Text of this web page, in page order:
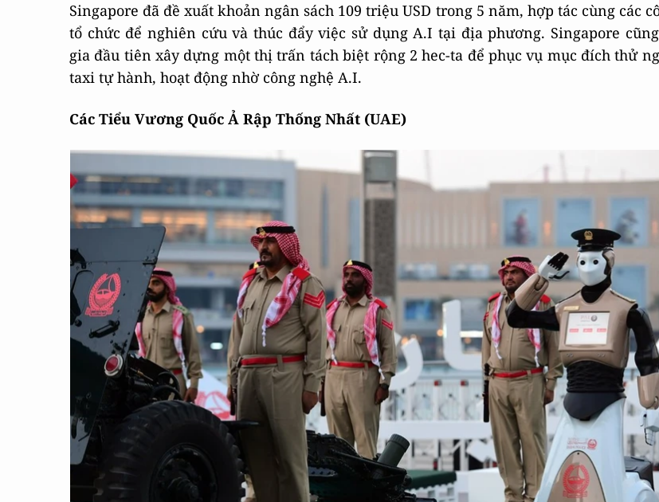
Singapore đã đề xuất khoản ngân sách 109 triệu USD trong 5 năm, hợp tác cùng các
tổ chức để nghiên cứu và thúc đẩy việc sử dụng A.I tại địa phương. Singapore
gia đầu tiên xây dựng một thị trấn tách biệt rộng 2 hec-ta để phục vụ mục đích thử
taxi tự hành, hoạt động nhờ công nghệ A.I.
Các Tiểu Vương Quốc Ả Rập Thống Nhất (UAE)